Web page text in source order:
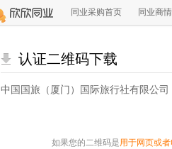
同业采购首页 同业商情
认证二维码下载
中国国旅（厦门）国际旅行社有限公
如果您的二维码是用于网页或